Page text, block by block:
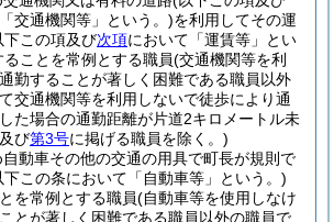
交通機関等」という。)を利用してその運
下この項及び次項において「運賃等」とい
ることを常例とする職員(交通機関等を利
勤することが著しく困難である職員以外
交通機関等を利用しないで徒歩により通
た場合の通勤距離が片道2キロメートル未
び第3号に掲げる職員を除く。)
動車その他の交通の用具で町長が規則で
下この条において「自動車等」という。)
を常例とする職員(自動車等を使用しなけ
とが著しく困難である職員以外の職員で